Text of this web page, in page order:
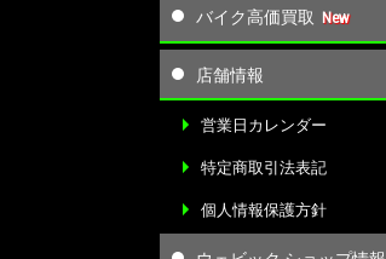
バイク高価買取
店舗情報
営業日カレンダー
特定商取引法表記
個人情報保護方針